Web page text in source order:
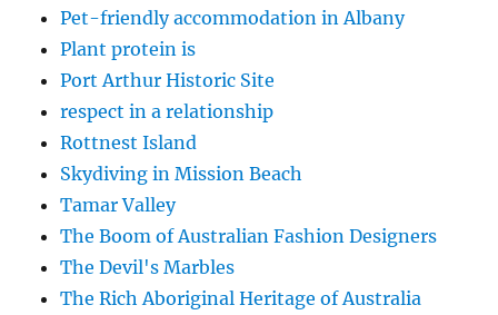
Pet-friendly accommodation in Albany
Plant protein is
Port Arthur Historic Site
respect in a relationship
Rottnest Island
Skydiving in Mission Beach
Tamar Valley
The Boom of Australian Fashion Designers
The Devil's Marbles
The Rich Aboriginal Heritage of Australia